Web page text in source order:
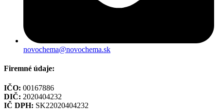
novochema@novochema.sk
Firemné údaje:
IČO: 00167886
DIČ: 2020404232
IČ DPH: SK22020404232